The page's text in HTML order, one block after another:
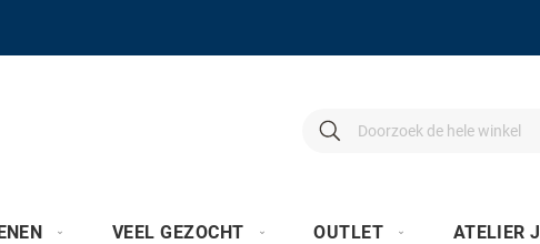
Search
Search
VEEL GEZOCHT OUTLET ATELIER